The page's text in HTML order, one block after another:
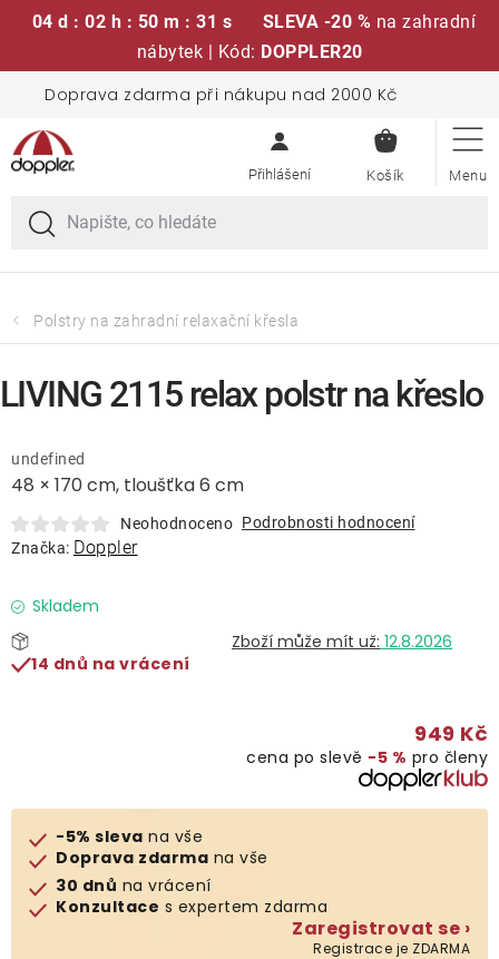
04 d : 02 h : 50 m : 30 s SLEVA -20 % na zahradní
nábytek | Kód: DOPPLER20
obsah
Doprava zdarma při nákupu nad 2000 Kč
KOŠÍK
Sedací soupravy
Slunečníky
Křesla a židle
Prodávané značky
Klub výhod
Polstry na zahradní relaxační křesla
48 × 170 cm, tloušťka 6 cm
undefined
Neohodnoceno Podrobnosti hodnocení
Značka: Doppler
Skladem
12.8.2026
14 dnů na vrácení
949 Kč
cena po slevě −5 % pro členy
-5% sleva na vše
Doprava zdarma na vše
30 dnů na vrácení
Konzultace s expertem zdarma
Zaregistrovat se ›
Registrace je ZDARMA
LIVING 2115 relax polstr na křeslo